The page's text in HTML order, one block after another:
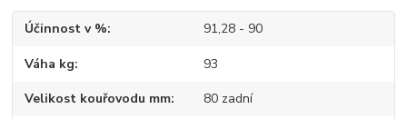
Účinnost v % 91,28 - 90
Váha kg 93
Velikost kouřovodu mm 80 zadní